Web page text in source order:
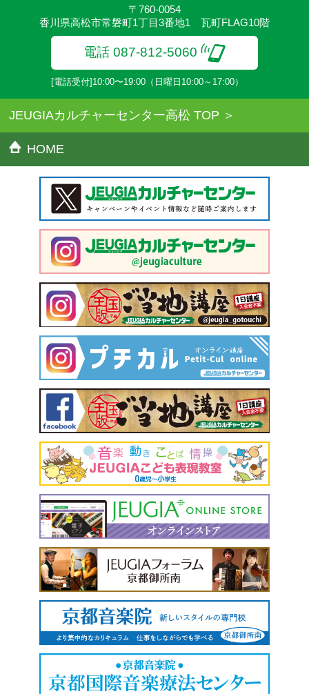
〒760-0054
香川県高松市常磐町1丁目3番地1 瓦町FLAG10階
電話 087-812-5060
[電話受付]10:00〜19:00（日曜日10:00～17:00）
JEUGIAカルチャーセンター高松 TOP
HOME